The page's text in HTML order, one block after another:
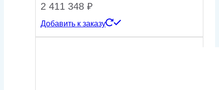
2 411 348 ₽
Добавить к заказу